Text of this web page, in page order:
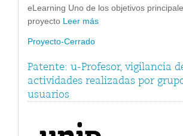
eLearning Uno de los objetivos
proyecto Leer más
Proyecto-Cerrado
Patente: u-Profesor, vigilancia
actividades realizadas por
usuarios